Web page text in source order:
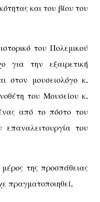
και του βίου του
του Πολεμικού
για την εξαιρετική
στον μουσειολόγο κ.
του Μουσείου κ.
από το πόστο του
επαναλειτουργία του
της προσπάθειας
πραγματοποιηθεί.